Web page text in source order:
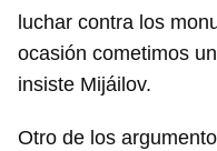
luchar contra los
ocasión cometimos
insiste Mijáilov.
Otro de los